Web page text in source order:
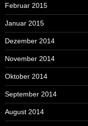
Februar 2015
Januar 2015
Dezember 2014
November 2014
Oktober 2014
September 2014
August 2014